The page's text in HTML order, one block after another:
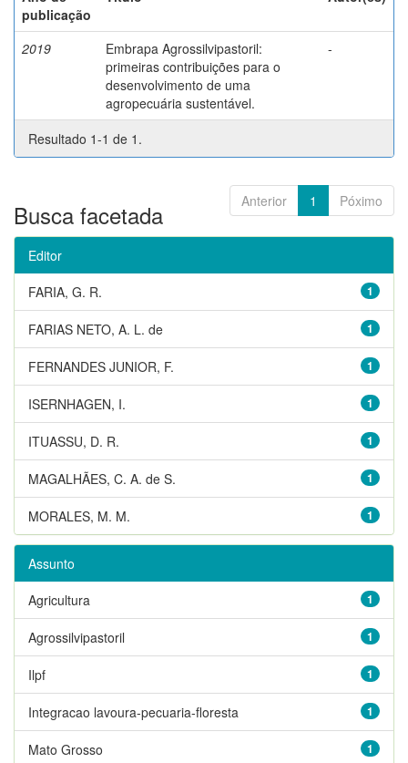
publicação
2019
Embrapa Agrossilvipastoril:
primeiras contribuições para o
desenvolvimento de uma
agropecuária sustentável.
-
Resultado 1-1 de 1.
Anterior 1 Póximo
Busca facetada
Editor
1
FARIA, G. R.
1
FARIAS NETO, A. L. de
1
FERNANDES JUNIOR, F.
1
ISERNHAGEN, I.
1
ITUASSU, D. R.
1
MAGALHÃES, C. A. de S.
1
MORALES, M. M.
Assunto
1
Agricultura
1
Agrossilvipastoril
1
Ilpf
1
Integracao lavoura-pecuaria-floresta
1
Mato Grosso